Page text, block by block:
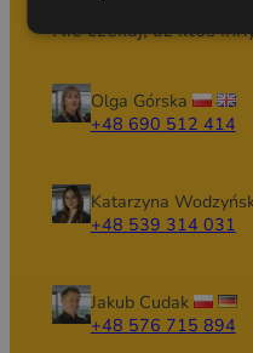
Nie czekaj, aż ktoś
Olga Górska
+48 690 512 414
Katarzyna
+48 539 314 031
Jakub Cudak
+48 576 715 894